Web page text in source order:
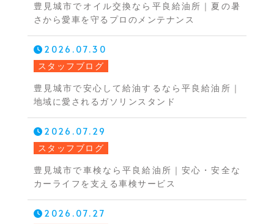
豊見城市でオイル交換なら平良給油所｜夏の暑
さから愛車を守るプロのメンテナンス
2026.07.30
スタッフブログ
豊見城市で安心して給油するなら平良給油所｜
地域に愛されるガソリンスタンド
2026.07.29
スタッフブログ
豊見城市で車検なら平良給油所｜安心・安全な
カーライフを支える車検サービス
2026.07.27